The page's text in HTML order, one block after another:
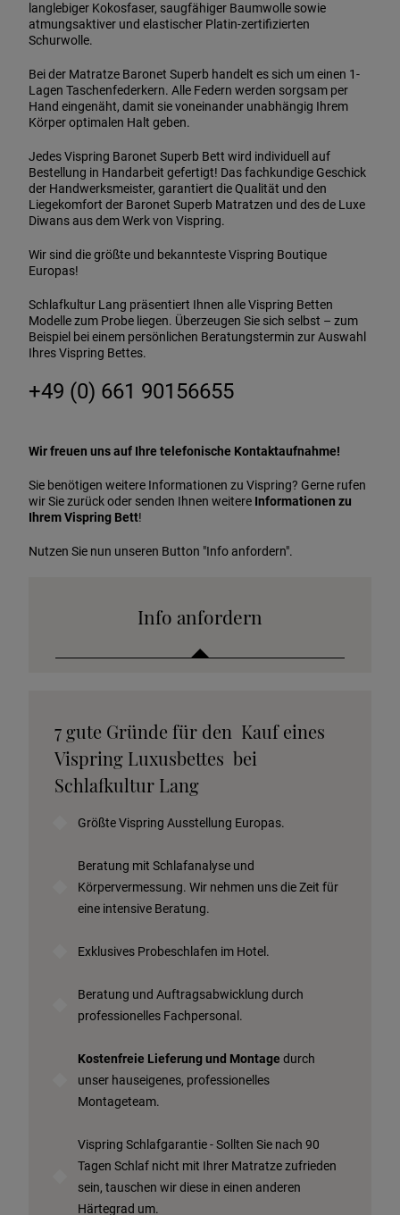
langlebiger Kokosfaser, saugfähiger Baumwolle sowie
atmungsaktiver und elastischer Platin-zertifizierten
Schurwolle.
Bei der Matratze Baronet Superb handelt es sich um einen 1-
Lagen Taschenfederkern. Alle Federn werden sorgsam per
Hand eingenäht, damit sie voneinander unabhängig Ihrem
Körper optimalen Halt geben.
Jedes Vispring Baronet Superb Bett wird individuell auf
Bestellung in Handarbeit gefertigt! Das fachkundige Geschick
der Handwerksmeister, garantiert die Qualität und den
Liegekomfort der Baronet Superb Matratzen und des de Luxe
Diwans aus dem Werk von Vispring.
Wir sind die größte und bekannteste Vispring Boutique
Europas!
Schlafkultur Lang präsentiert Ihnen alle Vispring Betten
Modelle zum Probe liegen. Überzeugen Sie sich selbst – zum
Beispiel bei einem persönlichen Beratungstermin zur Auswahl
Ihres Vispring Bettes.
+49 (0) 661 90156655
Wir freuen uns auf Ihre telefonische Kontaktaufnahme!
Sie benötigen weitere Informationen zu Vispring? Gerne rufen
wir Sie zurück oder senden Ihnen weitere Informationen zu
Ihrem Vispring Bett!
Nutzen Sie nun unseren Button "Info anfordern".
Info anfordern
Stoffkollektion anfordern
Telefonische Beratung anfordern
Beratungstermin vereinbaren
Probeschlafen im Hotel
7 gute Gründe für den Kauf eines
Vispring Luxusbettes bei
Schlafkultur Lang
Größte Vispring Ausstellung Europas.
Beratung mit Schlafanalyse und
Körpervermessung. Wir nehmen uns die Zeit für
eine intensive Beratung.
Exklusives Probeschlafen im Hotel.
Beratung und Auftragsabwicklung durch
professionelles Fachpersonal.
Kostenfreie Lieferung und Montage durch
unser hauseigenes, professionelles
Montageteam.
Vispring Schlafgarantie - Sollten Sie nach 90
Tagen Schlaf nicht mit Ihrer Matratze zufrieden
sein, tauschen wir diese in einen anderen
Härtegrad um.